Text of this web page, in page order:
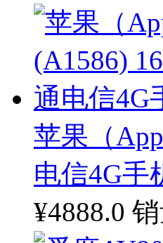
苹果（
电信4G手
¥4888.0